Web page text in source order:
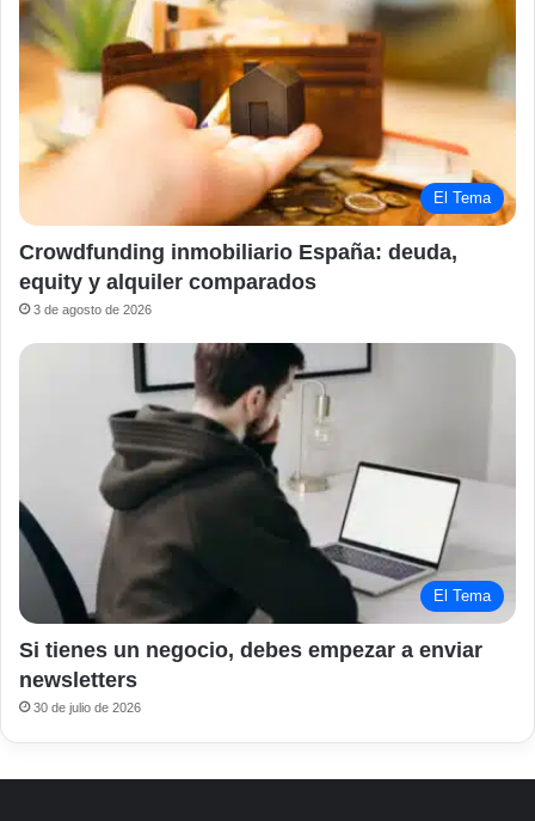
El Tema
Crowdfunding inmobiliario España: deuda,
equity y alquiler comparados
3 de agosto de 2026
El Tema
Si tienes un negocio, debes empezar a enviar
newsletters
30 de julio de 2026